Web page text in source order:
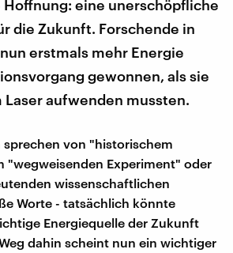
Hoffnung: eine unerschöpfliche
die Zukunft. Forschende in
erstmals mehr Energie
gewonnen, als sie
aufwenden mussten.
von "historischem
"wegweisenden Experiment" oder
wissenschaftlichen
Worte - tatsächlich könnte
Energiequelle der Zukunft
dahin scheint nun ein wichtiger